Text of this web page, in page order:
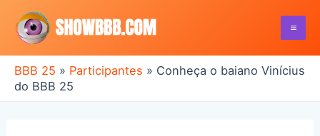
para
conteúdo
BBB 25 » Participantes » Conheça o baiano Vinícius
do BBB 25